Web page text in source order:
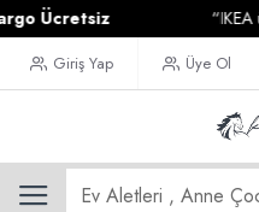
“IKEA
Giriş Yap Üye Ol